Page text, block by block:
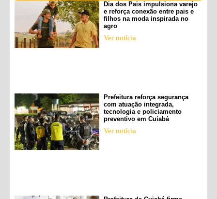
Dia dos Pais impulsiona varejo
e reforça conexão entre pais e
filhos na moda inspirada no
agro
Ver notícia
Prefeitura reforça segurança
com atuação integrada,
tecnologia e policiamento
preventivo em Cuiabá
Ver notícia